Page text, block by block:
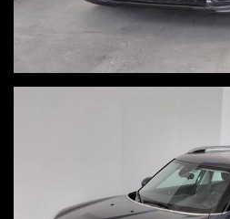
Esposizione/show room (
lunedì - venerdì 10.00 - 12.30 poi
Sabato 9.30 - 13.00
Le auto sono visibili, nessuna
ACQUISTIAMO LA TUA AUTO